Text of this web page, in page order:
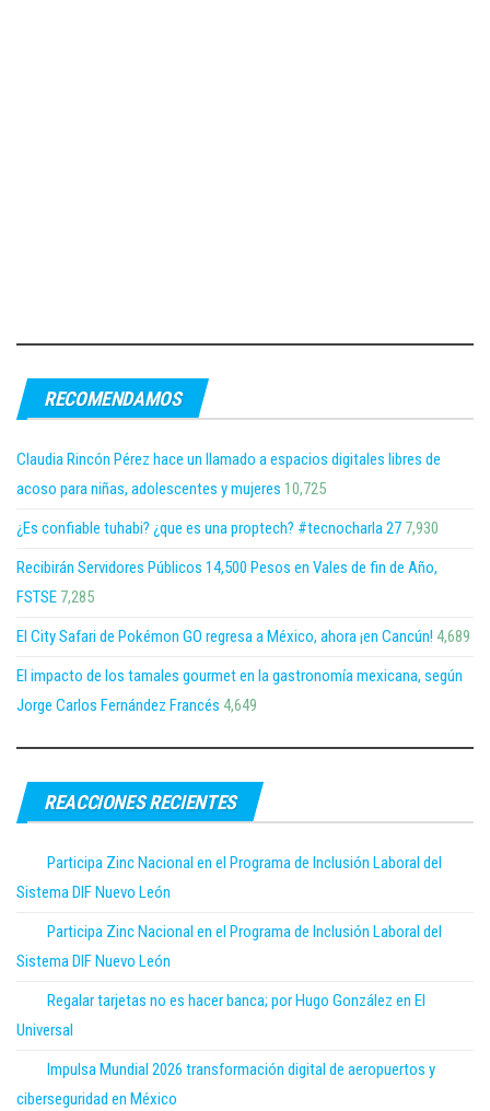
RECOMENDAMOS
Claudia Rincón Pérez hace un llamado a espacios digitales libres de
acoso para niñas, adolescentes y mujeres 10,725
¿Es confiable tuhabi? ¿que es una proptech? #tecnocharla 27 7,930
Recibirán Servidores Públicos 14,500 Pesos en Vales de fin de Año,
FSTSE 7,285
El City Safari de Pokémon GO regresa a México, ahora ¡en Cancún! 4,689
El impacto de los tamales gourmet en la gastronomía mexicana, según
Jorge Carlos Fernández Francés 4,649
REACCIONES RECIENTES
Participa Zinc Nacional en el Programa de Inclusión Laboral del
Sistema DIF Nuevo León
Participa Zinc Nacional en el Programa de Inclusión Laboral del
Sistema DIF Nuevo León
Regalar tarjetas no es hacer banca; por Hugo González en El
Universal
Impulsa Mundial 2026 transformación digital de aeropuertos y
ciberseguridad en México